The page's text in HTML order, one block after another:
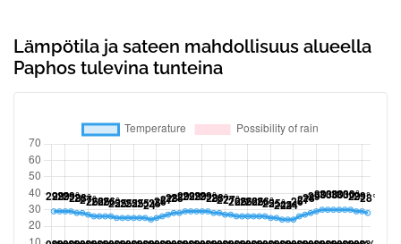
Lämpötila ja sateen mahdollisuus alueella
Paphos tulevina tunteina